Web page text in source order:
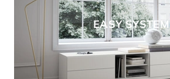
EASY SYSTEM